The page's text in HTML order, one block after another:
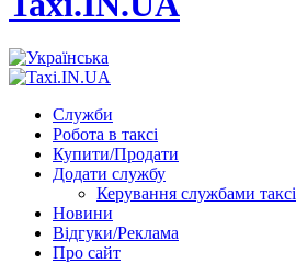
Служби
Робота в таксі
Купити/Продати
Додати службу
Керування службами таксі
Новини
Відгуки/Реклама
Про сайт